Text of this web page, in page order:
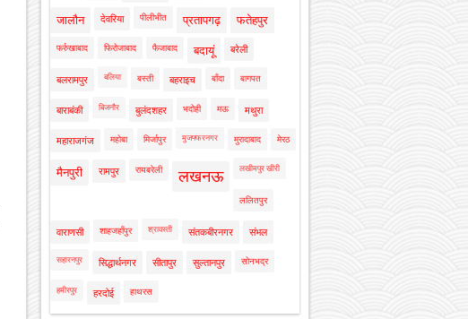
जालौन देवरिया पीलीभीत प्रतापगढ़ फतेहपुर
फर्रुखाबाद फिरोजाबाद फैजाबाद बदायूं बरेली
बलरामपुर बलिया बस्ती बहराइच बाँदा बागपत
बाराबंकी बिजनौर बुलंदशहर भदोही मऊ मथुरा
महाराजगंज महोबा मिर्जापुर मुजफ्फरनगर मुरादाबाद मेरठ
मैनपुरी रामपुर रायबरेली लखनऊ लखीमपुर खीरी
ललितपुर
वाराणसी शाहजहाँपुर श्रावस्ती संतकबीरनगर संभल
सहारनपुर सिद्धार्थनगर सीतापुर सुल्तानपुर सोनभद्र
हमीरपुर हरदोई हाथरस